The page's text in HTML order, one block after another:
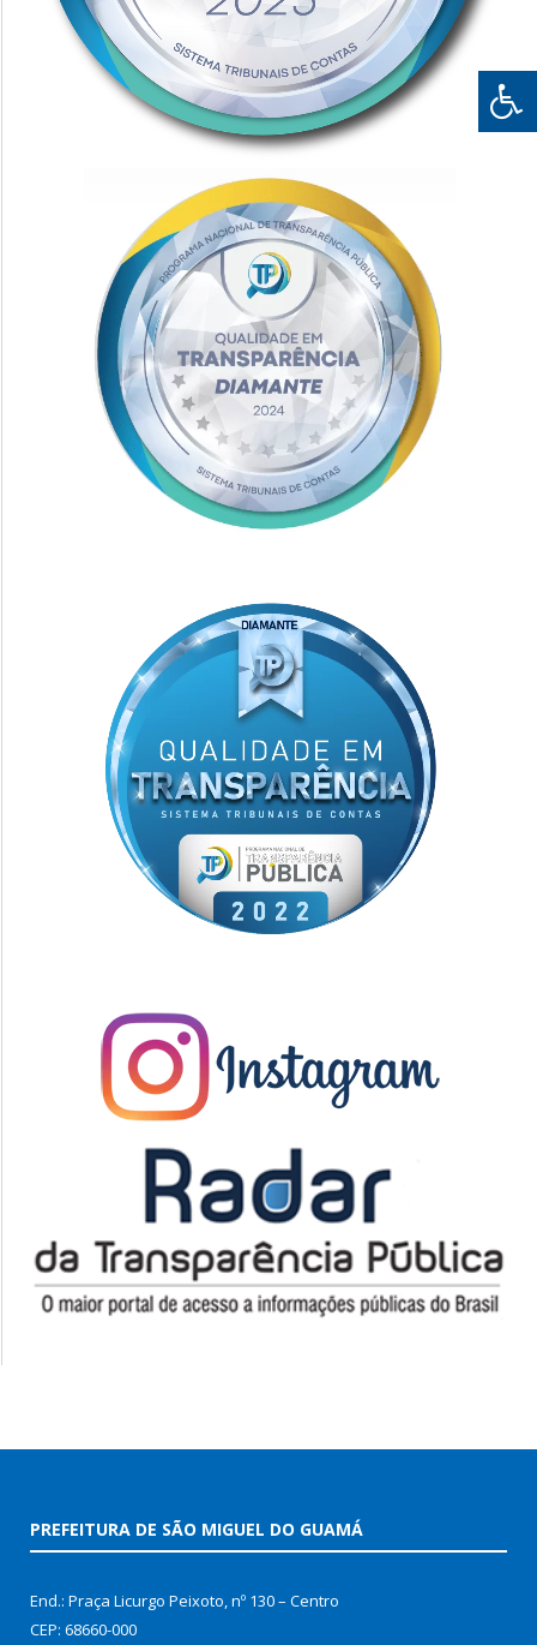
PREFEITURA DE SÃO MIGUEL DO GUAMÁ
End.: Praça Licurgo Peixoto, nº 130 – Centro
CEP: 68660-000